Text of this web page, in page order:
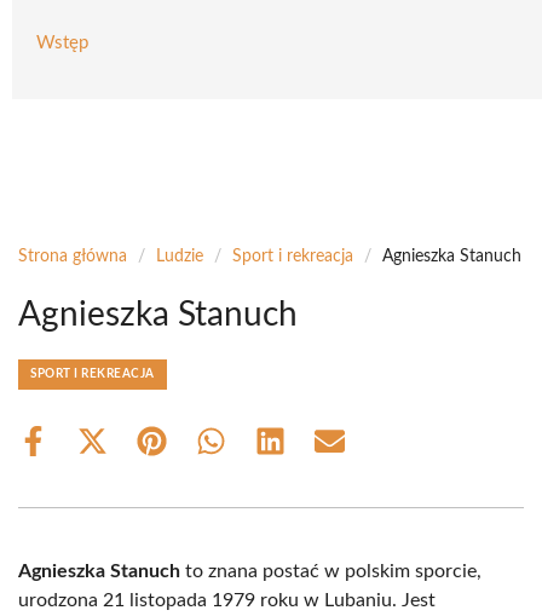
Wstęp
Strona główna / Ludzie / Sport i rekreacja / Agnieszka Stanuch
Agnieszka Stanuch
SPORT I REKREACJA
Share
Share
(Twitter)
Share Share Share Share
Agnieszka Stanuch to znana postać w polskim sporcie,
urodzona 21 listopada 1979 roku w Lubaniu. Jest